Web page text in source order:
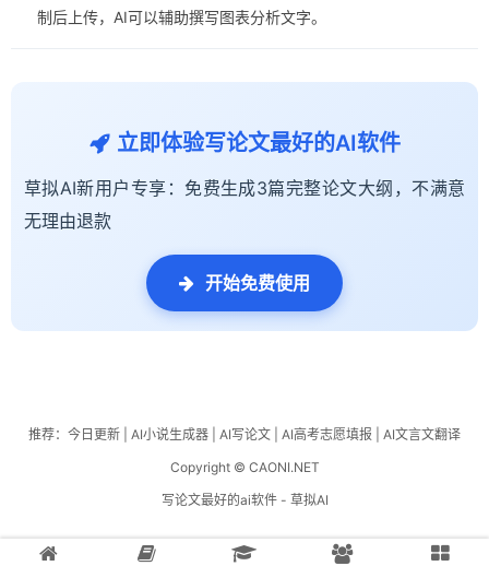
制后上传，AI可以辅助撰写图表分析文字。
立即体验写论文最好的AI软件
草拟AI新用户专享：免费生成3篇完整论文大纲，不满意
无理由退款
开始免费使用
推荐： 今日更新 AI小说生成器 AI写论文 AI高考志愿填报
AI文言文翻译
Copyright © CAONI.NET
写论文最好的ai软件 - 草拟AI